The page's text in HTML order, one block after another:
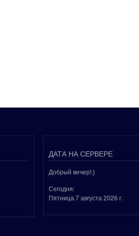
ДАТА НА СЕРВЕРЕ
Добрый вечер!:)
Сегодня:
Пятница 7 августа 2026 г.